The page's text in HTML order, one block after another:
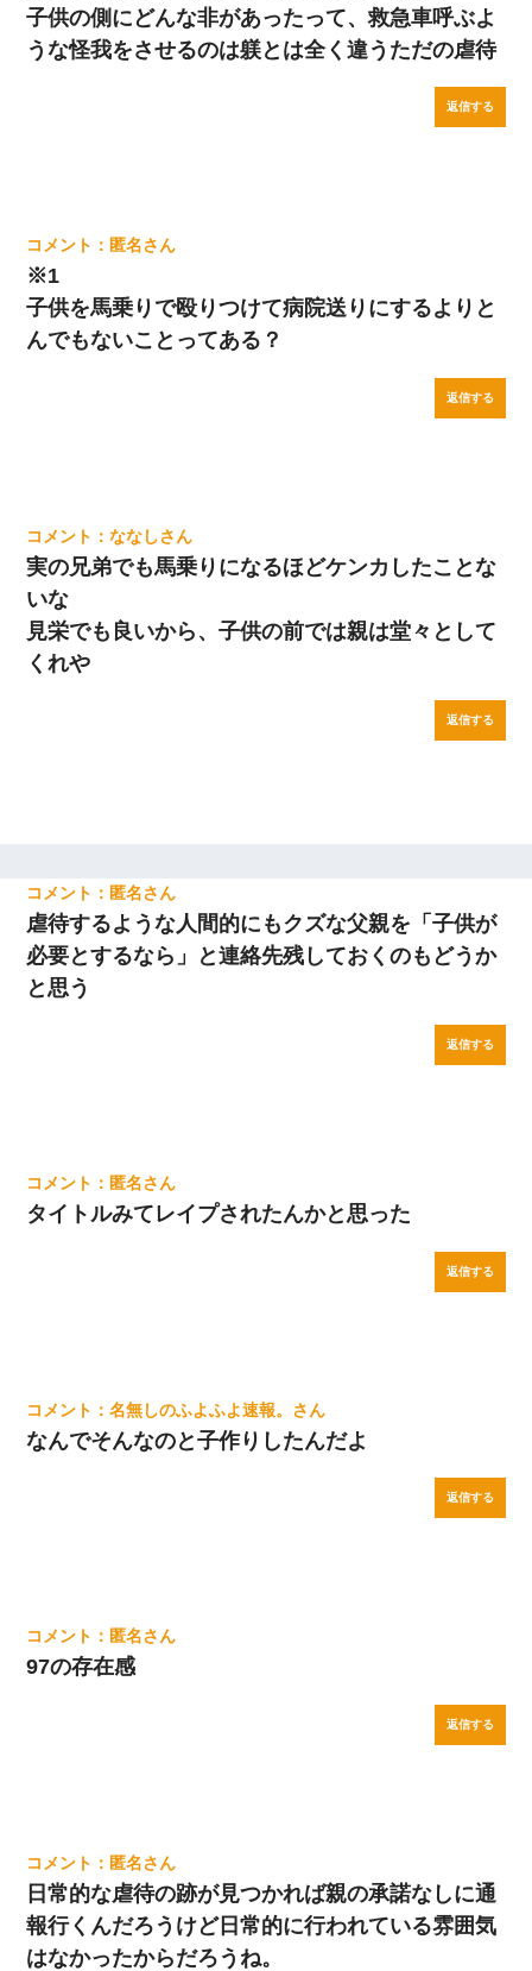
子供の側にどんな非があったって、救急車呼ぶよ
うな怪我をさせるのは躾とは全く違うただの虐待
返信する
匿名
※1
子供を馬乗りで殴りつけて病院送りにするよりと
んでもないことってある？
返信する
ななし
実の兄弟でも馬乗りになるほどケンカしたことな
いな
見栄でも良いから、子供の前では親は堂々として
くれや
返信する
匿名
虐待するような人間的にもクズな父親を「子供が
必要とするなら」と連絡先残しておくのもどうか
と思う
返信する
匿名
タイトルみてレイプされたんかと思った
返信する
名無しのふよふよ速報。
なんでそんなのと子作りしたんだよ
返信する
匿名
97の存在感
返信する
匿名
日常的な虐待の跡が見つかれば親の承諾なしに通
報行くんだろうけど日常的に行われている雰囲気
はなかったからだろうね。